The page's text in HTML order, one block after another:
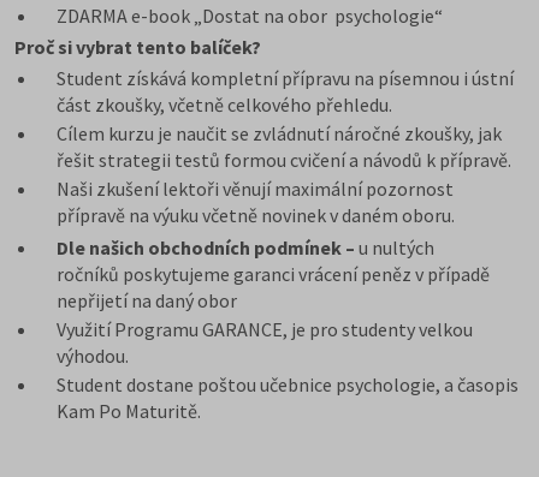
ZDARMA e-book „Dostat na obor psychologie“
Proč si vybrat tento balíček?
Student získává kompletní přípravu na písemnou i ústní
část zkoušky, včetně celkového přehledu.
Cílem kurzu je naučit se zvládnutí náročné zkoušky, jak
řešit strategii testů formou cvičení a návodů k přípravě.
Naši zkušení lektoři věnují maximální pozornost
přípravě na výuku včetně novinek v daném oboru.
Dle našich obchodních podmínek – u nultých
ročníků poskytujeme garanci vrácení peněz v případě
nepřijetí na daný obor
Využití Programu GARANCE, je pro studenty velkou
výhodou.
Student dostane poštou učebnice psychologie, a časopis
Kam Po Maturitě.